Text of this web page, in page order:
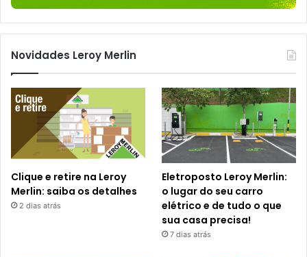
Novidades Leroy Merlin
Clique e retire na Leroy
Merlin: saiba os detalhes
2 dias atrás
Eletroposto Leroy Merlin:
o lugar do seu carro
elétrico e de tudo o que
sua casa precisa!
7 dias atrás